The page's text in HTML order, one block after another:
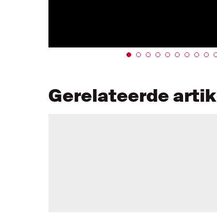
Gerelateerde